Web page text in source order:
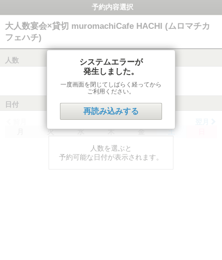
予約内容選択
大人数宴会×貸切 muromachiCafe HACHI (ムロマチカ
フェハチ)
人数
日付
火 水 木 金 土
人数を選ぶと
予約可能な日付が表示されます。
システムエラーが
発生しました。
一度画面を閉じてしばらく経ってから
ご利用ください。
再読み込みする